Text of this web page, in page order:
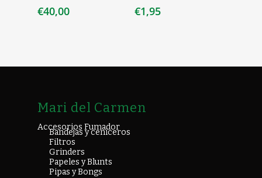
€40,00 €1,95
Mari del Carmen
Accesorios Fumador
Bandejas y ceniceros
Filtros
Grinders
Papeles y Blunts
Pipas y Bongs